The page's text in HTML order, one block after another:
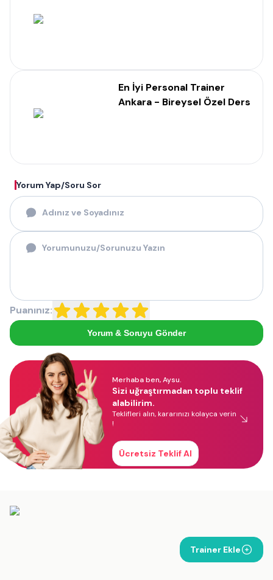
En İyi Personal Trainer
Ankara - Bireysel Özel Ders
Yorum Yap/Soru Sor
Puanınız:
Yorum & Soruyu Gönder
Merhaba ben, Aysu.
Sizi uğraştırmadan toplu teklif
alabilirim.
Teklifleri alın, kararınızı kolayca verin
!
Ücretsiz Teklif Al
Trainer Ekle